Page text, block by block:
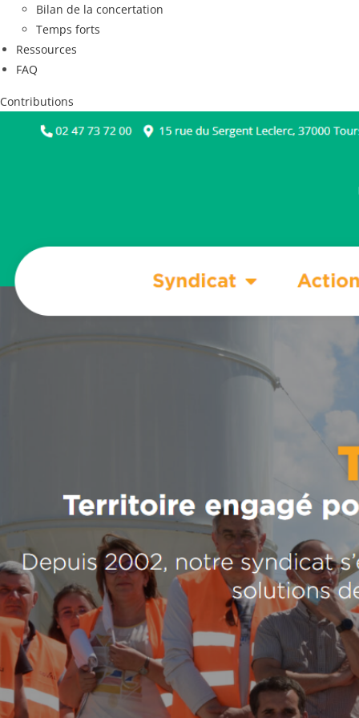
Bilan de la concertation
Temps forts
Ressources
FAQ
Contributions